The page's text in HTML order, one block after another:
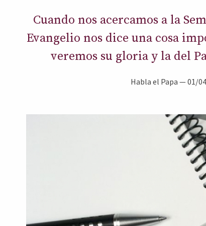
Cuando nos acercamos a la
Evangelio nos dice una cosa
veremos su gloria y la del
Habla el Papa —01/